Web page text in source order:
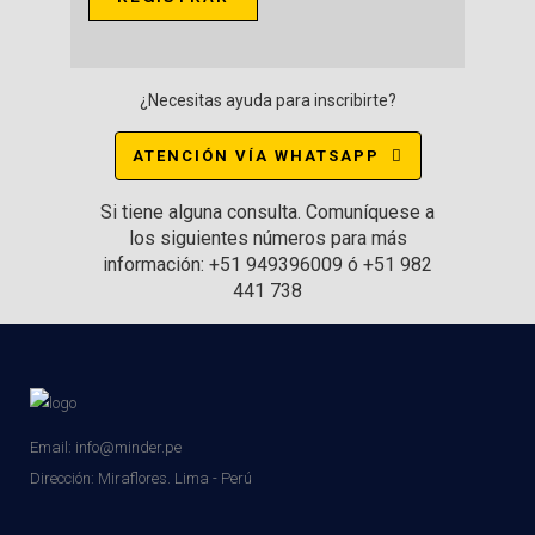
¿Necesitas ayuda para inscribirte?
ATENCIÓN VÍA WHATSAPP
Si tiene alguna consulta. Comuníquese a
los siguientes números para más
información: +51 949396009 ó +51 982
441 738
Email: info@minder.pe
Dirección: Miraflores. Lima - Perú